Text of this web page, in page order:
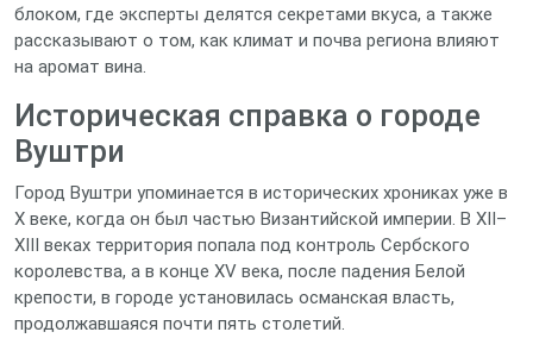
блоком, где эксперты делятся секретами вкуса, а также
рассказывают о том, как климат и почва региона влияют
на аромат вина.
Историческая справка о городе
Вуштри
Город Вуштри упоминается в исторических хрониках уже в
X веке, когда он был частью Византийской империи. В XII–
XIII веках территория попала под контроль Сербского
королевства, а в конце XV века, после падения Белой
крепости, в городе установилась османская власть,
продолжавшаяся почти пять столетий.